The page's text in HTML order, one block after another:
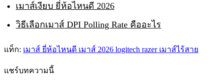
เมาส์เงียบ ยี่ห้อไหนดี 2026
วิธีเลือกเมาส์ DPI Polling Rate คืออะไร
แท็ก: เมาส์ ยี่ห้อไหนดี เมาส์ 2026 logitech razer เมาส์ไร้สาย
แชร์บทความนี้